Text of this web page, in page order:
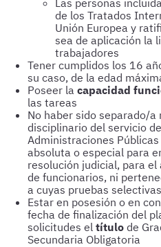
Las personas
de los Tratados
Unión Europea y
sea de aplicación la
trabajadores
Tener cumplidos los 16
su caso, de la edad
Poseer la capacidad
las tareas
No haber sido separado/
disciplinario del servicio
Administraciones
absoluta o especial para
resolución judicial, para el
de funcionarios, ni
a cuyas pruebas
Estar en posesión o en
fecha de finalización del
solicitudes el título de
Secundaria Obligatoria